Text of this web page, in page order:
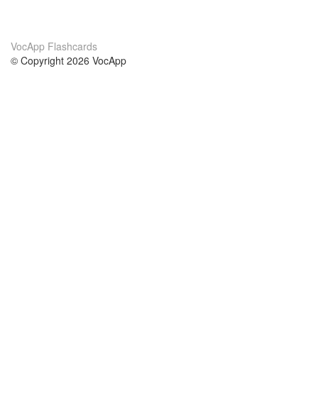
VocApp Flashcards
© Copyright 2026 VocApp